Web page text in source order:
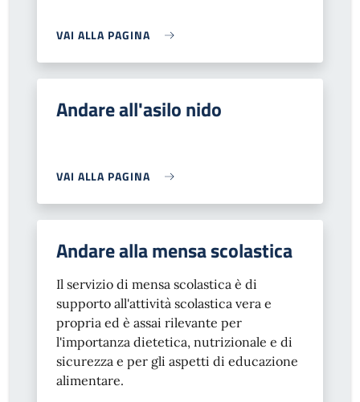
VAI ALLA PAGINA
Andare all'asilo nido
VAI ALLA PAGINA
Andare alla mensa scolastica
Il servizio di mensa scolastica è di
supporto all'attività scolastica vera e
propria ed è assai rilevante per
l'importanza dietetica, nutrizionale e di
sicurezza e per gli aspetti di educazione
alimentare.